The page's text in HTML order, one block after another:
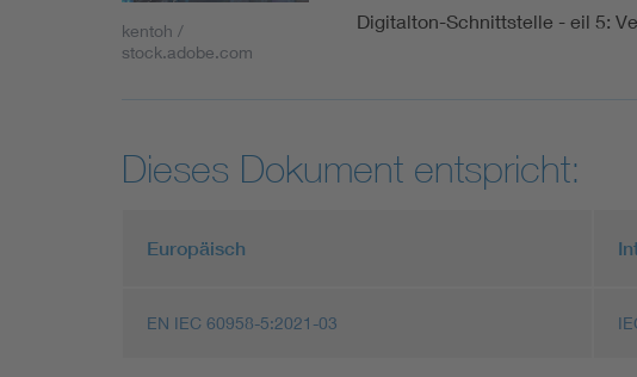
kentoh /
stock.adobe.com
Digitalton-Schnittstelle - eil 5:
Dieses Dokument entspricht:
Europäisch
EN IEC 60958-5:2021-03